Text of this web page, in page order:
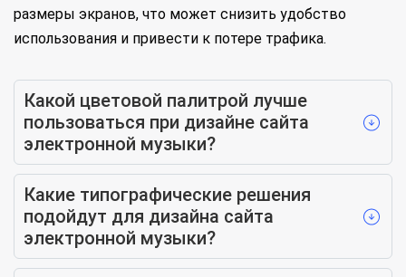
размеры экранов, что может снизить удобство
использования и привести к потере трафика.
Какой цветовой палитрой лучше
пользоваться при дизайне сайта
электронной музыки?
Какие типографические решения
подойдут для дизайна сайта
электронной музыки?